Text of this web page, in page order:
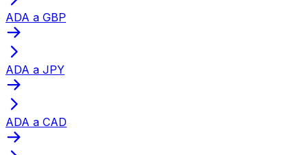
ADA a GBP
ADA a JPY
ADA a CAD